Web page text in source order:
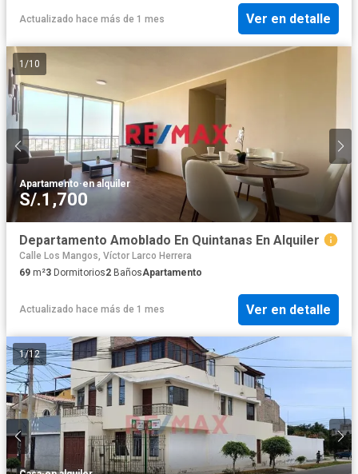
Actualizado hace más de 1 mes Ver en detalle
1 /10
Apartamento·en alquiler
S/.1,700
Departamento Amoblado En Quintanas En Alquiler
Calle Los Mangos, Víctor Larco Herrera
69 m²3 Dormitorios2 BañosApartamento
Actualizado hace más de 1 mes Ver en detalle
1/12